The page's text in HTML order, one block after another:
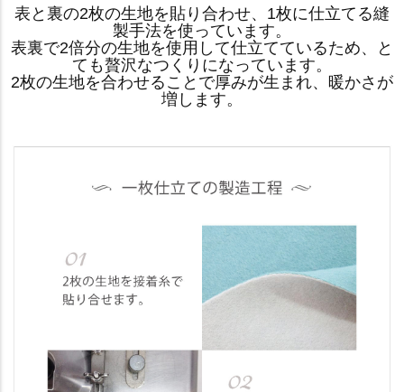
表と裏の2枚の生地を貼り合わせ、1枚に仕立てる縫
製手法を使っています。
表裏で2倍分の生地を使用して仕立てているため、と
ても贅沢なつくりになっています。
2枚の生地を合わせることで厚みが生まれ、暖かさが
増します。